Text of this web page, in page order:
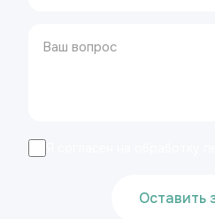
Оставить